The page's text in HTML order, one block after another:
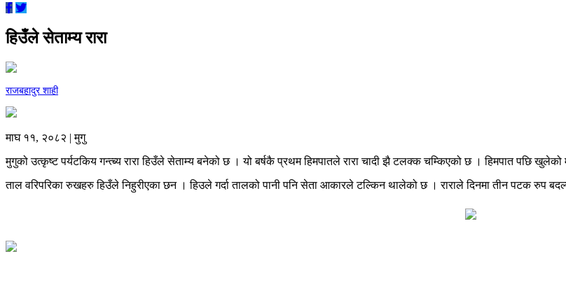
हिउँले सेताम्य रारा
राजबहादुर शाही
माघ ११, २०८२ | मुगु
मुगुको उत्कृष्ट पर्यटकिय गन्त्ब्य रारा हिउँले सेताम्य बनेको छ । यो बर्षकै प्रथम हिमपातले रारा चादी झै टलक्क चम्किएको छ । हिमपात पछि
ताल वरिपरिका रुखहरु हिउँले निहुरीएका छन । हिउले गर्दा तालको पानी पनि सेता आकारले टल्किन थालेको छ । राराले दिनमा तीन पटक रुप